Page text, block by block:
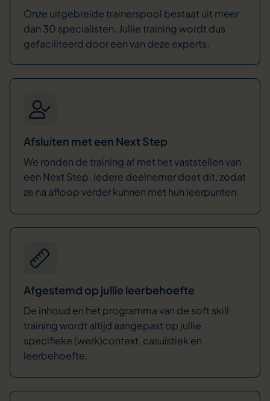
Onze uitgebreide trainerspool bestaat uit meer
dan 30 specialisten. Jullie training wordt dus
gefaciliteerd door een van deze experts.
Afsluiten met een Next Step
We ronden de training af met het vaststellen van
een Next Step. Iedere deelnemer doet dit, zodat
ze na afloop verder kunnen met hun leerpunten.
Afgestemd op jullie leerbehoefte
De inhoud en het programma van de soft skill
training wordt altijd aangepast op jullie
specifieke (werk)context, casuïstiek en
leerbehoefte.